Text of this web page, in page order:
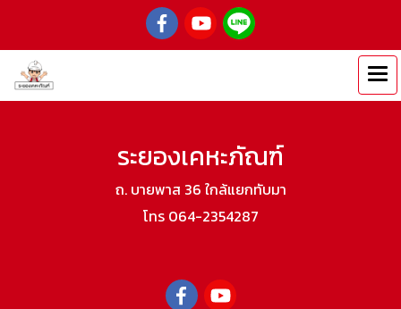
ระยองเคหะภัณฑ์
ถ. บายพาส 36 ใกล้แยกทับมา
โทร 064-2354287